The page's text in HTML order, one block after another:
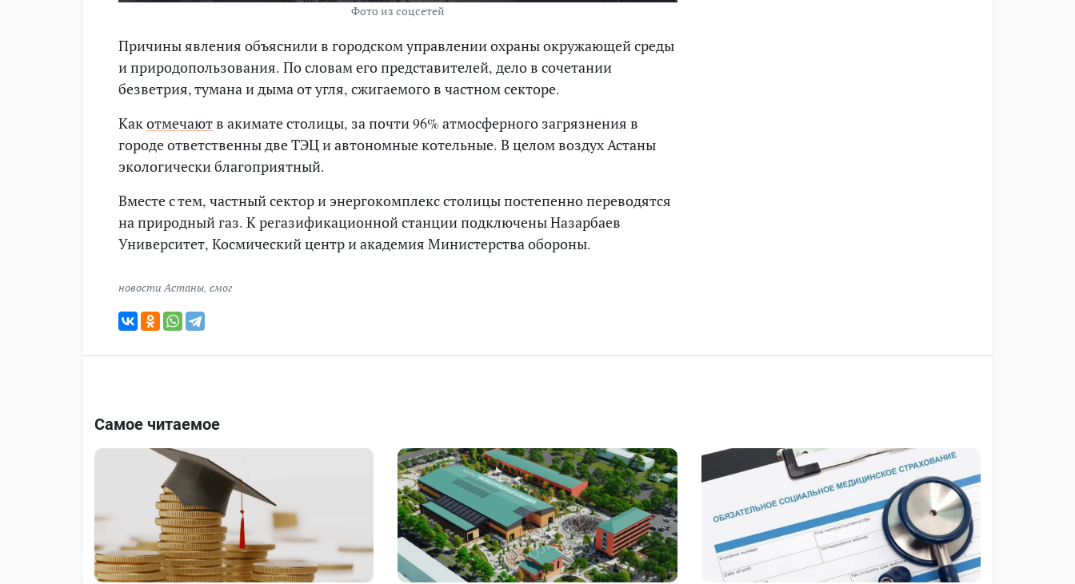
Фото из соцсетей
Причины явления объяснили в городском управлении охраны окружающей среды
и природопользования. По словам его представителей, дело в сочетании
безветрия, тумана и дыма от угля, сжигаемого в частном секторе.
Какотмечаютв акимате столицы, за почти 96% атмосферного загрязнения в
городе ответственны две ТЭЦ и автономные котельные. В целом воздух Астаны
экологически благоприятный.
Вместе с тем, частный сектор и энергокомплекс столицы постепенно переводятся
на природный газ. К регазификационной станции подключены Назарбаев
Университет, Космический центр и академия Министерства обороны.
новости Астаны смог
Самое читаемое